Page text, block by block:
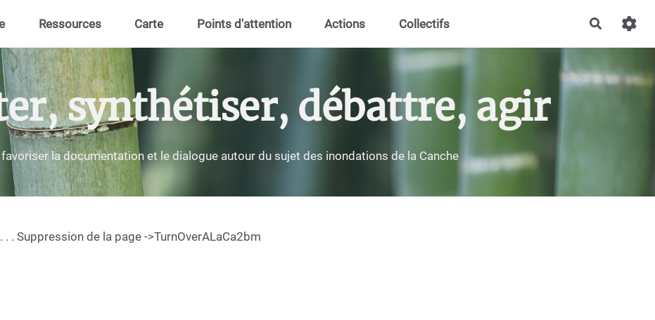
Ressources Carte Points d'attention Actions Collectifs
synthétiser, débattre, agir
la documentation et le dialogue autour du sujet des inondations de la Canche
. . Suppression de la page ->TurnOverALaCa2bm